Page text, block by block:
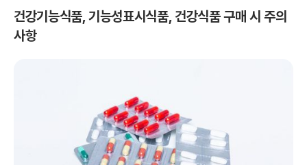
건강기능식품, 기능성표시식품, 건강식품 구매 시 주의
사항